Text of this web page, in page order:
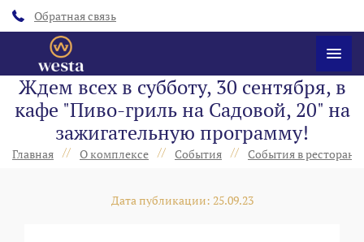
Обратная связь
Ждем всех в субботу, 30 сентября, в
кафе "Пиво-гриль на Садовой, 20" на
зажигательную программу!
Главная // О комплексе // События // События в
Дата публикации: 25.09.23